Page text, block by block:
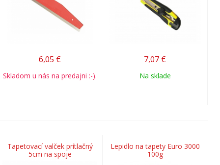
6,05 €
Skladom u nás na predajni :-).
7,07 €
Na sklade
Tapetovací valček prítlačný
5cm na spoje
Lepidlo na tapety Euro 3000
100g